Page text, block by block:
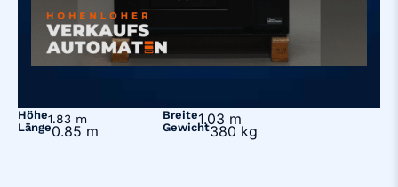
Höhe1.83 m Breite1.03 m
Länge0.85 m Gewicht380 kg